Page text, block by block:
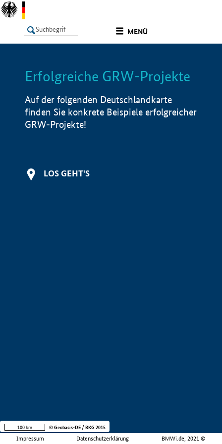
MENÜ
LISTE Info
Erfolgreiche GRW-Projekte
Auf der folgenden Deutschlandkarte
finden Sie konkrete Beispiele erfolgreicher
GRW-Projekte!
LOS GEHT'S
Impressum Datenschutzerklärung BMWi.de, 2021 ©
100 km © Geobasis-DE / BKG 2015